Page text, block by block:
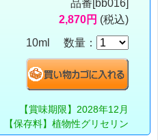
品番[bb016]
2,870円 (税込)
10ml 数量：
【賞味期限】2028年12月
【保存料】植物性グリセリン